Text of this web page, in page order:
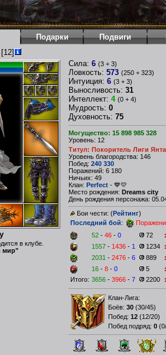
Подарки Подвиги
[12]
в клубе.
мир"
Сила: 6 (3 + 3)
Ловкость: 573 (250 + 323)
Интуиция: 6 (3 + 3)
Выносливость: 31
Интеллект: 4 (0 + 4)
Мудрость: 0
Духовность: 75
Могущество: 15 898 985 328
Уровень: 12
Титул: Покоритель Лиги
Уровень благородства: 146
Побед: 240 330
Поражений: 6 180
Ничьих: 49
Клан: Perfect - 💙💛
Место рождения: Dreams city
День рождения персонажа:
Бои чести: (Рейтинг)
Последний бой:
52 - 46 - 0
72
1557 - 1436 - 1
1234
2031 - 2476 - 6
889
16 - 8 - 0
5
Итого: 3656 - 3966 - 7 2200
Клан-Лига:
Боёв: 30 (30/45)
Побед: 12 (12/20)
Побед подряд: 0 (